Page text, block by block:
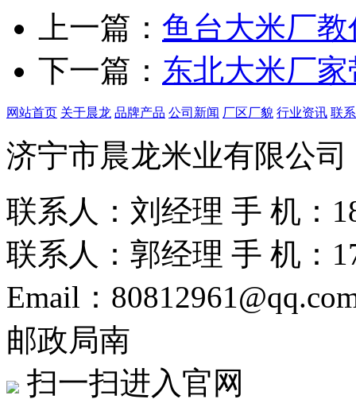
上一篇： 鱼台大米厂
下一篇： 东北大米厂
网站首页 关于晨龙 品牌产品 公司新闻 厂区厂貌 行业资讯 联
济宁市晨龙米业有限公司
联系人：刘经理 手 机：
联系人：郭经理 手 机：
Email：
邮政局南
扫一扫进入官网